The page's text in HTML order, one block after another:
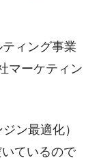
ィング事業
マーケティン
ン最適化）
ているので